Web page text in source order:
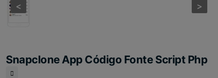
< >
< >
Snapclone App Código Fonte Script Php